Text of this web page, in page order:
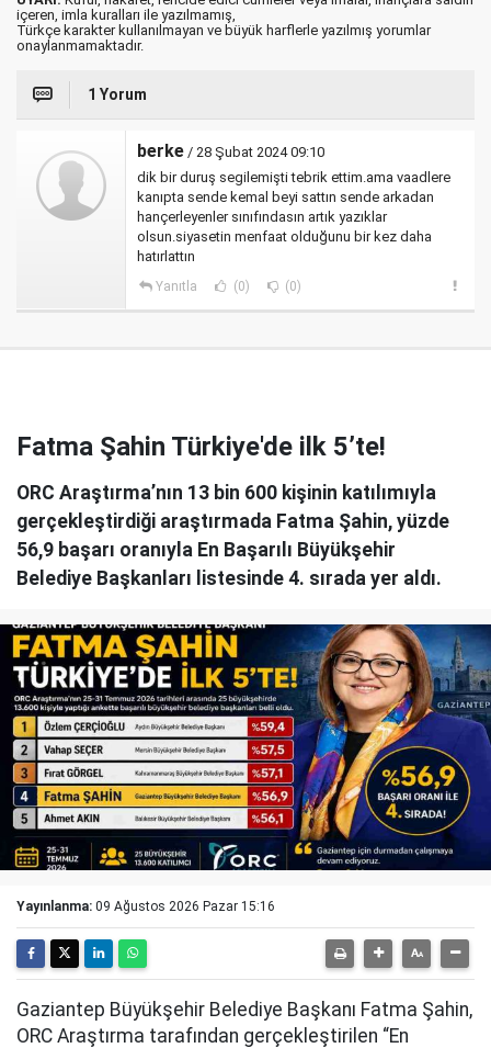
içeren, imla kuralları ile yazılmamış,
Türkçe karakter kullanılmayan ve büyük harflerle yazılmış yorumlar
onaylanmamaktadır.
1 Yorum
berke / 28 Şubat 2024 09:10
dik bir duruş segilemişti tebrik ettim.ama vaadlere
kanıpta sende kemal beyi sattın sende arkadan
hançerleyenler sınıfındasın artık yazıklar
olsun.siyasetin menfaat olduğunu bir kez daha
hatırlattın
Yanıtla (0) (0)
Fatma Şahin Türkiye'de ilk 5’te!
ORC Araştırma’nın 13 bin 600 kişinin katılımıyla
gerçekleştirdiği araştırmada Fatma Şahin, yüzde
56,9 başarı oranıyla En Başarılı Büyükşehir
Belediye Başkanları listesinde 4. sırada yer aldı.
Yayınlanma: 09 Ağustos 2026 Pazar 15:16
Gaziantep Büyükşehir Belediye Başkanı Fatma Şahin,
ORC Araştırma tarafından gerçekleştirilen “En